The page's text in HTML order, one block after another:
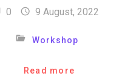
0 9 August, 2022
Workshop
Read more